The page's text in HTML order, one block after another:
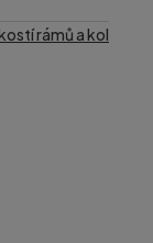
rámů a kol